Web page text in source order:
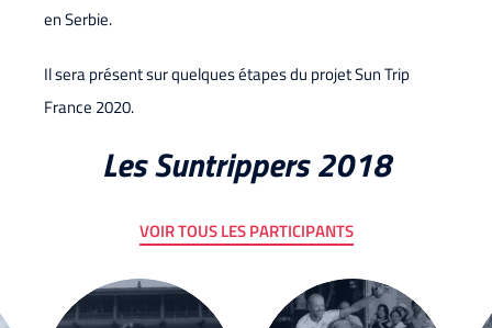
en Serbie.
Il sera présent sur quelques étapes du projet Sun Trip
France 2020.
Les Suntrippers 2018
VOIR TOUS LES PARTICIPANTS